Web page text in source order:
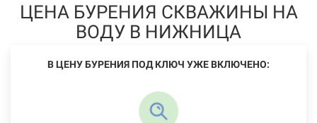
ЦЕНА БУРЕНИЯ СКВАЖИНЫ НА
ВОДУ В НИЖНИЦА
В ЦЕНУ БУРЕНИЯ ПОД КЛЮЧ УЖЕ ВКЛЮЧЕНО: